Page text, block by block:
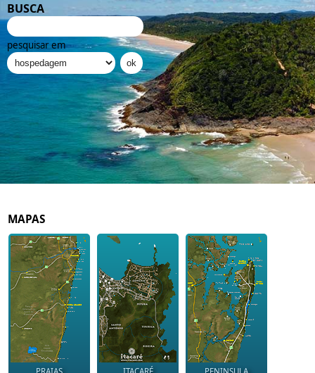
BUSCA
pesquisar em
MAPAS